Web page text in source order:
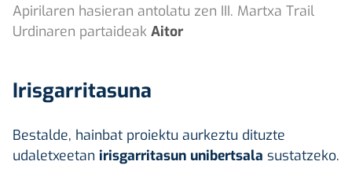
Apirilaren hasieran antolatu zen III. Martxa Trail
Urdinaren partaideak Aitor
Irisgarritasuna
Bestalde, hainbat proiektu aurkeztu dituzte
udaletxeetan irisgarritasun unibertsala sustatzeko.